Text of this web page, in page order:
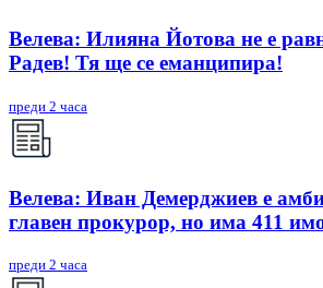
Велева: Илияна Йотова не е
Радев! Тя ще се еманципира!
преди 2 часа
Велева: Иван Демерджиев е
главен прокурор, но има 411
преди 2 часа